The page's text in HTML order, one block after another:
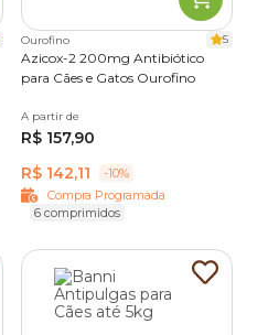
Ourofino 5
Azicox-2 200mg Antibiótico
para Cães e Gatos Ourofino
A partir de
R$ 157,90
R$ 142,11
-10%
Compra Programada
6 comprimidos